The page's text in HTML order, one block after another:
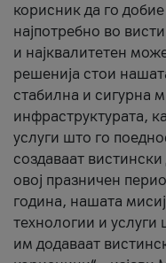
корисник да го
најпотребно во
и најквалитетен
решенија стои
стабилна и сигурна
инфраструктурата,
услуги што го
создаваат
овој празничен
година, нашата
технологии и услуги
им додаваат